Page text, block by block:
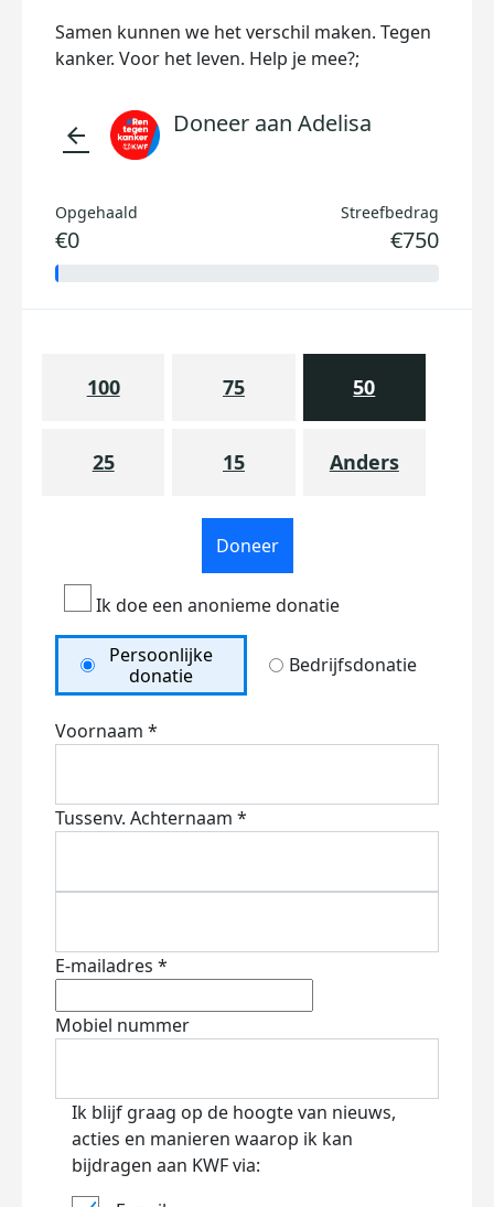
Samen kunnen we het verschil maken. Tegen
kanker. Voor het leven. Help je mee?;
arrow_back Doneer aan Adelisa
Opgehaald
€0
Streefbedrag
€750
100 75 50
25 15 Anders
Doneer
Ik doe een anonieme donatie
Persoonlijke
donatie
Bedrijfsdonatie
Voornaam *
Tussenv. Achternaam *
E-mailadres *
Mobiel nummer
Ik blijf graag op de hoogte van nieuws,
acties en manieren waarop ik kan
bijdragen aan KWF via: